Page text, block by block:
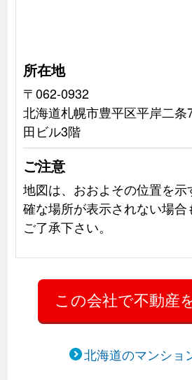
所在地
〒062-0932
北海道札幌市豊平区平岸二
田ビル3階
ご注意
地図は、おおよその位置を
確な場所が表示されない場合
ご了承下さい。
北海道のマンショ